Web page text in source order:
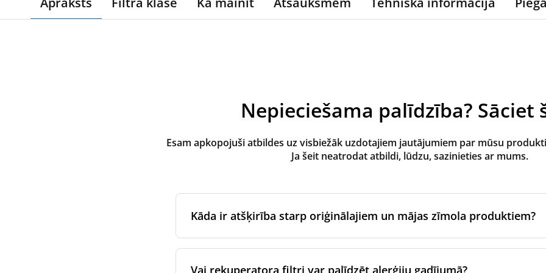
Nepieciešama palīdzība? Sāciet
Esam apkopojuši atbildes uz visbiežāk uzdotajiem jautājumiem par mūsu
Ja šeit neatrodat atbildi, lūdzu, sazinieties ar mums.
Kāda ir atšķirība starp oriģinālajiem un mājas zīmola produktiem?
iekārtas oriģinālajam zīmolam, izmantojot sertificētus ražošanas partnerus.
Vai rekuperatora filtri var palīdzēt alerģiju gadījumā?